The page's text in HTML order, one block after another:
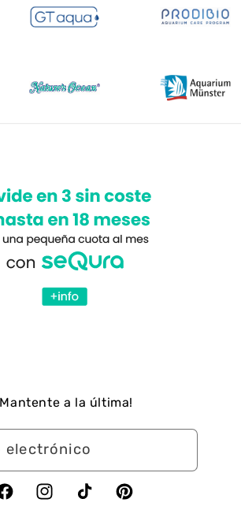
a la última!
electrónico
InstagramTikTok Pinterest